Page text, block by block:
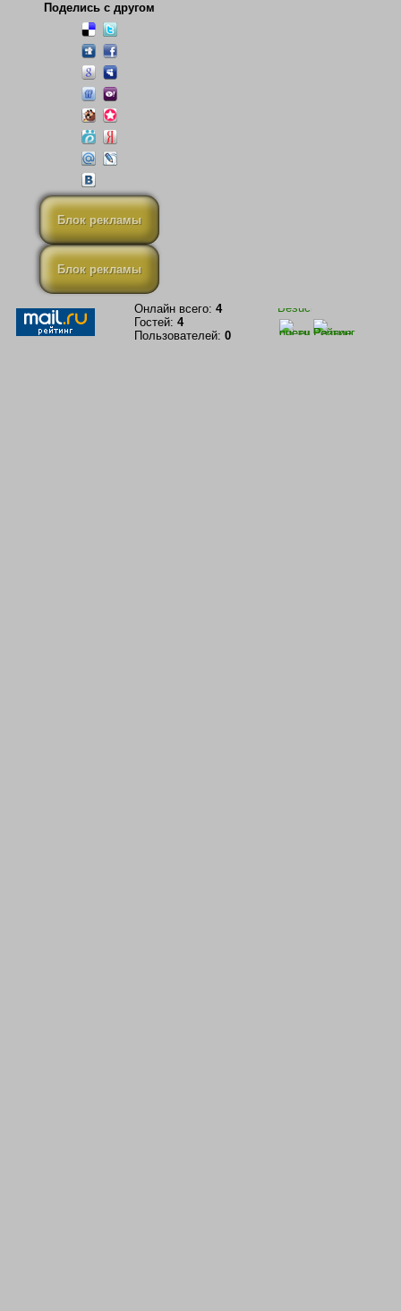
Поделись с другом
Блок рекламы
Блок рекламы
Онлайн всего: 4
Гостей: 4
Пользователей: 0